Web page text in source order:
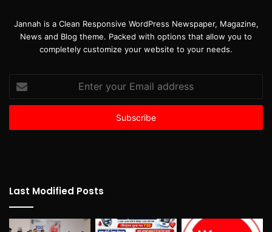
Jannah is a Clean Responsive WordPress Newspaper, Magazine,
News and Blog theme. Packed with options that allow you to
completely customize your website to your needs.
your
Email
Last Modified Posts